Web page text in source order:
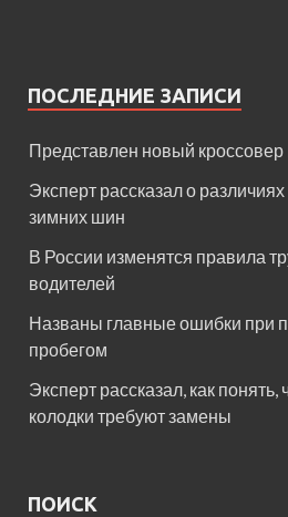
ПОСЛЕДНИЕ ЗАПИСИ
Представлен новый
Эксперт рассказал о
зимних шин
В России изменятся правила
водителей
Названы главные ошибки при
пробегом
Эксперт рассказал, как
колодки требуют замены
ПОИСК